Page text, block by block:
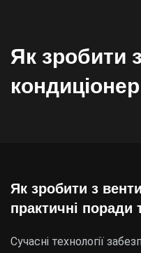
Як зробити
кондиціонер
Як зробити з
практичні поради
Сучасні технології